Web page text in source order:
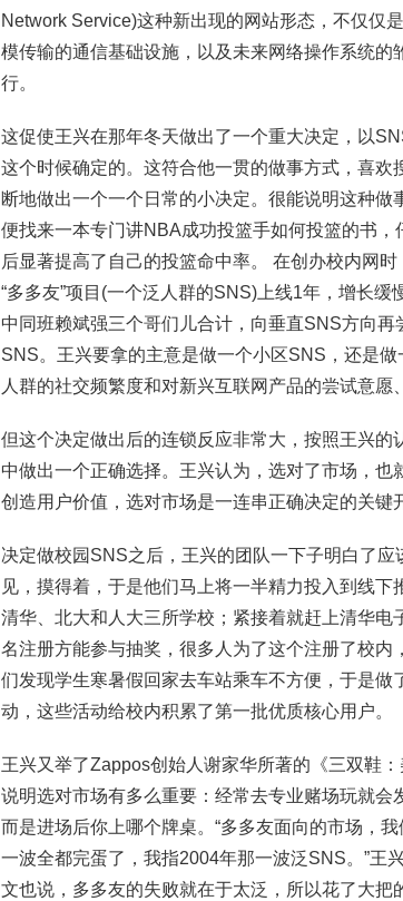
Network Service)这种新出现的网站形态，不仅仅
模传输的通信基础设施，以及未来网络操作系统
行。
这促使王兴在那年冬天做出了一个重大决定，以
这个时候确定的。这符合他一贯的做事方式，喜
断地做出一个一个日常的小决定。很能说明这种做
便找来一本专门讲NBA成功投篮手如何投篮的书
后显著提高了自己的投篮命中率。 在创办校内网
“多多友”项目(一个泛人群的SNS)上线1年，增长
中同班赖斌强三个哥们儿合计，向垂直SNS方向
SNS。王兴要拿的主意是做一个小区SNS，还是
人群的社交频繁度和对新兴互联网产品的尝试意愿
但这个决定做出后的连锁反应非常大，按照王兴
中做出一个正确选择。王兴认为，选对了市场，也
创造用户价值，选对市场是一连串正确决定的关键
决定做校园SNS之后，王兴的团队一下子明白了
见，摸得着，于是他们马上将一半精力投入到线
清华、北大和人大三所学校；紧接着就赶上清华
名注册方能参与抽奖，很多人为了这个注册了校
们发现学生寒暑假回家去车站乘车不方便，于是做
动，这些活动给校内积累了第一批优质核心用户。
王兴又举了Zappos创始人谢家华所著的《三双鞋
说明选对市场有多么重要：经常去专业赌场玩就会
而是进场后你上哪个牌桌。“多多友面向的市场，
一波全都完蛋了，我指2004年那一波泛SNS。”王
文也说，多多友的失败就在于太泛，所以花了大